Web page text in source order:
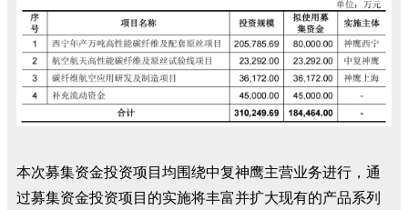
本次募集资金投资项目均围绕中复神鹰主营业务进行，通
过募集资金投资项目的实施将丰富并扩大现有的产品系列